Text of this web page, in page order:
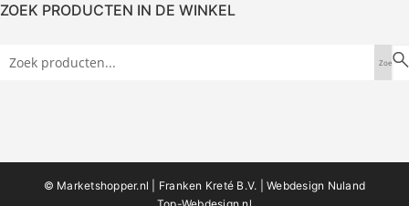
ZOEK PRODUCTEN IN DE WINKEL
© Marketshopper.nl | Franken Kreté B.V. |Webdesign Nuland